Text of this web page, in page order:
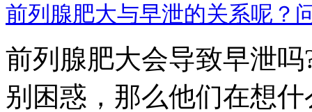
前列腺肥大与早泄的关系呢？
前列腺肥大会导致早泄
别困惑，那么他们在想